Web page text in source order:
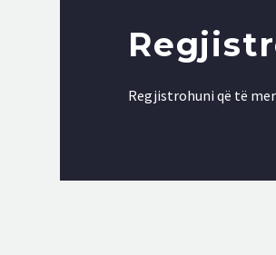
Regjistrohuni që të